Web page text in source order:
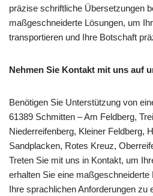
präzise schriftliche Übersetzungen
maßgeschneiderte Lösungen, um
transportieren und Ihre Botschaft
Nehmen Sie Kontakt mit uns auf
Benötigen Sie Unterstützung von
61389 Schmitten – Am Feldberg,
Niederreifenberg, Kleiner Feldberg,
Sandplacken, Rotes Kreuz,
Treten Sie mit uns in Kontakt, um
erhalten Sie eine
Ihre sprachlichen Anforderungen zu